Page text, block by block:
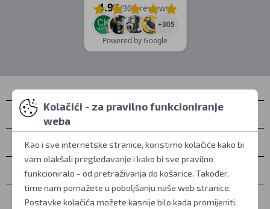
4.9/5(309 reviews)
+305
Powered by Google
Kontakti
Osobno preuzimanje
Sve o kupovini
Više informacija
Kolačići - za pravilno funkcioniranje
weba
Kao i sve internetske stranice, koristimo kolačiće kako bi
vam olakšali pregledavanje i kako bi sve pravilno
funkcioniralo - od pretraživanja do košarice. Također,
time nam pomažete u poboljšanju naše web stranice.
Postavke kolačića možete kasnije bilo kada promijeniti.